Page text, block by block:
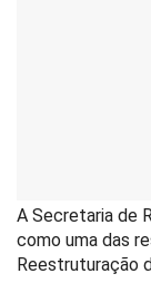
A Secretaria de
como uma das
Reestruturação